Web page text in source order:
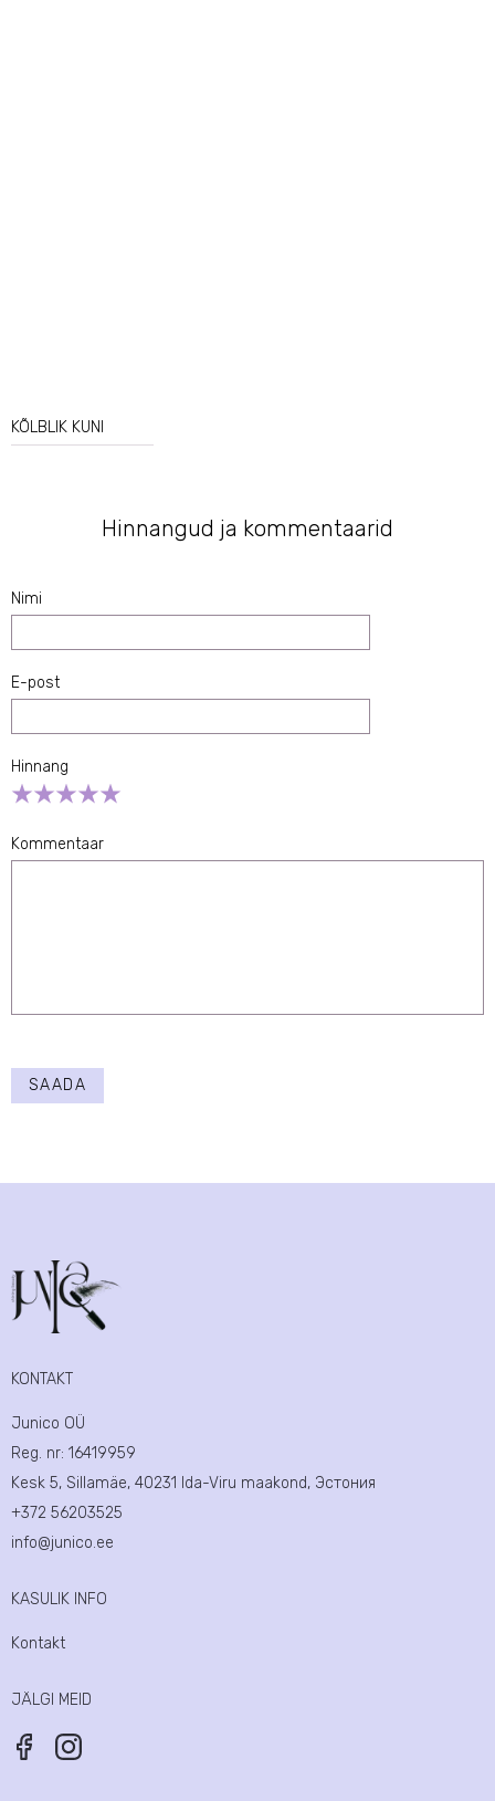
KÕLBLIK KUNI
Hinnangud ja kommentaarid
Nimi
E-post
Hinnang
Kommentaar
SAADA
KONTAKT
Junico OÜ
Reg. nr: 16419959
Kesk 5, Sillamäe, 40231 Ida-Viru maakond, Эстония
+372 56203525
info@junico.ee
KASULIK INFO
Kontakt
JÄLGI MEID